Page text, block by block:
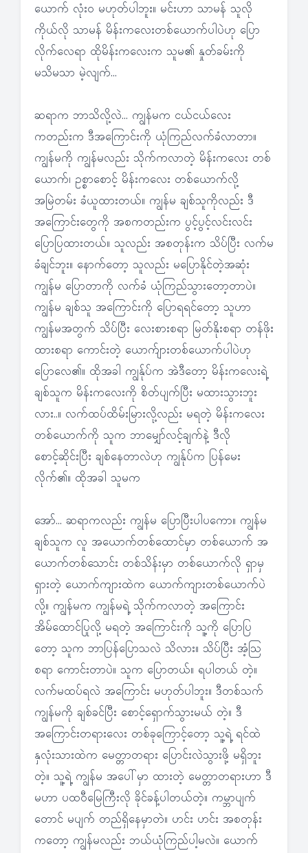
ယောက် လုံး၀ မဟုတ်ပါဘူး။ မင်းဟာ သာမန် သူလို
ကိုယ်လို သာမန် မိန်းကလေးတစ်ယောက်ပါပဲဟု ပြော
လိုက်လေရာ ထိုမိန်းကလေးက သူမ၏ နှုတ်ခမ်းကို
မသိမသာ မဲ့လျက်…
ဆရာက ဘာသိလို့လဲ… ကျွန်မက ငယ်ငယ်လေး
ကတည်းက ဒီအကြောင်းကို ယုံကြည်လက်ခံလာတာ။
ကျွန်မကို ကျွန်မလည်း သိုက်ကလာတဲ့ မိန်းကလေး တစ်
ယောက်၊ ဥစ္စာစောင့် မိန်းကလေး တစ်ယောက်လို့
အမြဲတမ်း ခံယူထားတယ်။ ကျွန်မ ချစ်သူကိုလည်း ဒီ
အကြောင်းတွေကို အစကတည်းက ပွင့်ပွင့်လင်းလင်း
ပြောပြထားတယ်။ သူလည်း အစတုန်းက သိပ်ပြီး လက်မ
ခံချင်ဘူး။ နောက်တော့ သူလည်း မပြောနိုင်တဲ့အဆုံး
ကျွန်မ ပြောတာကို လက်ခံ ယုံကြည်သွားတော့တာပဲ။
ကျွန်မ ချစ်သူ အကြောင်းကို ပြောရရင်တော့ သူဟာ
ကျွန်မအတွက် သိပ်ပြီး လေးစားစရာ မြတ်နိုးစရာ တန်ဖိုး
ထားစရာ ကောင်းတဲ့ ယောက်ျားတစ်ယောက်ပါပဲဟု
ပြောလေ၏။ ထိုအခါ ကျွန်ုပ်က အဲဒီတော့ မိန်းကလေးရဲ့
ချစ်သူက မိန်းကလေးကို စိတ်ပျက်ပြီး မထားသွားဘူး
လား..။ လက်ထပ်ထိမ်းမြားလို့လည်း မရတဲ့ မိန်းကလေး
တစ်ယောက်ကို သူက ဘာမျှော်လင့်ချက်နဲ့ ဒီလို
စောင့်ဆိုင်းပြီး ချစ်နေတာလဲဟု ကျွန်ုပ်က ပြန်မေး
လိုက်၏။ ထိုအခါ သူမက
အော်… ဆရာကလည်း ကျွန်မ ပြောပြီးပါပကော။ ကျွန်မ
ချစ်သူက လူ အယောက်တစ်ထောင်မှာ တစ်ယောက် အ
ယောက်တစ်သောင်း တစ်သိန်းမှာ တစ်ယောက်လို ရှာမှ
ရှားတဲ့ ယောက်ကျားထဲက ယောက်ကျားတစ်ယောက်ပဲ
လို့။ ကျွန်မက ကျွန်မရဲ့ သိုက်ကလာတဲ့ အကြောင်း
အိမ်ထောင်ပြုလို့ မရတဲ့ အကြောင်းကို သူ့ကို ပြောပြ
တော့ သူက ဘာပြန်ပြောသလဲ သိလား။ သိပ်ပြီး အံ့သြ
စရာ ကောင်းတာပဲ။ သူက ပြောတယ်။ ရပါတယ် တဲ့။
လက်မထပ်ရလဲ အကြောင်း မဟုတ်ပါဘူး။ ဒီတစ်သက်
ကျွန်မကို ချစ်ခင်ပြီး စောင့်ရှောက်သွားမယ် တဲ့။ ဒီ
အကြောင်းတရားလေး တစ်ခုကြောင့်တော့ သူ့ရဲ့ ရင်ထဲ
နှလုံးသားထဲက မေတ္တာတရား ပြောင်းလဲသွားဖို့ မရှိဘူး
တဲ့။ သူ့ရဲ့ ကျွန်မ အပေါ်မှာ ထားတဲ့ မေတ္တာတရားဟာ ဒီ
မဟာ ပထဝီမြေကြီးလို ခိုင်ခန့်ပါတယ်တဲ့။ ကမ္ဘာပျက်
တောင် မပျက် တည်ရှိနေမှာတဲ။ ဟင်း ဟင်း အစတုန်း
ကတော့ ကျွန်မလည်း ဘယ်ယုံကြည်ပါ့မလဲ။ ယောက်